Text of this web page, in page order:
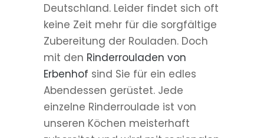
Deutschland. Leider findet sich oft
keine Zeit mehr für die sorgfältige
Zubereitung der Rouladen. Doch
mit den Rinderrouladen von
Erbenhof sind Sie für ein edles
Abendessen gerüstet. Jede
einzelne Rinderroulade ist von
unseren Köchen meisterhaft